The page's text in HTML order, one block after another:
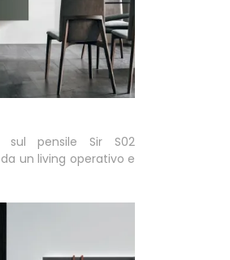
sul pensile Sir S02
un living operativo e